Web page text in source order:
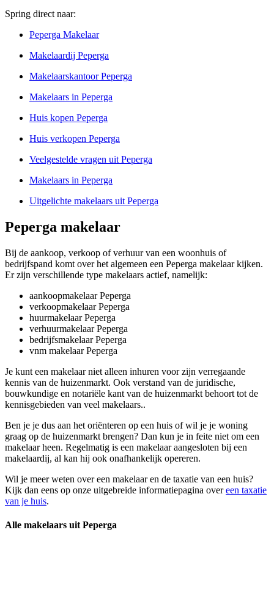
Spring direct naar:
Peperga Makelaar
Makelaardij Peperga
Makelaarskantoor Peperga
Makelaars in Peperga
Huis kopen Peperga
Huis verkopen Peperga
Veelgestelde vragen uit Peperga
Makelaars in Peperga
Uitgelichte makelaars uit Peperga
Peperga makelaar
Bij de aankoop, verkoop of verhuur van een woonhuis of
bedrijfspand komt over het algemeen een Peperga makelaar kijken.
Er zijn verschillende type makelaars actief, namelijk:
aankoopmakelaar Peperga
verkoopmakelaar Peperga
huurmakelaar Peperga
verhuurmakelaar Peperga
bedrijfsmakelaar Peperga
vnm makelaar Peperga
Je kunt een makelaar niet alleen inhuren voor zijn verregaande
kennis van de huizenmarkt. Ook verstand van de juridische,
bouwkundige en notariële kant van de huizenmarkt behoort tot de
kennisgebieden van veel makelaars..
Ben je je dus aan het oriënteren op een huis of wil je je woning
graag op de huizenmarkt brengen? Dan kun je in feite niet om een
makelaar heen. Regelmatig is een makelaar aangesloten bij een
makelaardij, al kan hij ook onafhankelijk opereren.
Wil je meer weten over een makelaar en de taxatie van een huis?
Kijk dan eens op onze uitgebreide informatiepagina overeen taxatie
van je huis.
Alle makelaars uit Peperga